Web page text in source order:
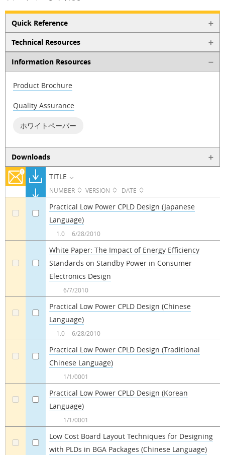
Quick Reference
Technical Resources
Information Resources
Product Brochure
Quality Assurance
ホワイトペーパー
Downloads
TITLE
NUMBER VERSION DATE
Practical Low Power CPLD Design (Japanese
Language)
1.0 6/28/2010
White Paper: The Impact of Energy Efficiency
Standards on Standby Power in Consumer
Electronics Design
6/7/2010
Practical Low Power CPLD Design (Chinese
Language)
1.0 6/28/2010
Practical Low Power CPLD Design (Traditional
Chinese Language)
1/1/0001
Practical Low Power CPLD Design (Korean
Language)
1/1/0001
Low Cost Board Layout Techniques for Designing
with PLDs in BGA Packages (Chinese Language)